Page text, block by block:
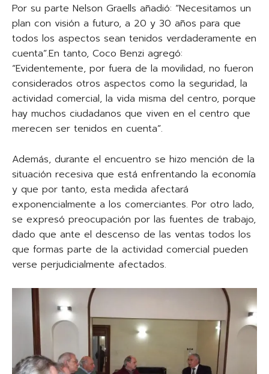
Por su parte Nelson Graells añadió: “Necesitamos un
plan con visión a futuro, a 20 y 30 años para que
todos los aspectos sean tenidos verdaderamente en
cuenta”.En tanto, Coco Benzi agregó:
“Evidentemente, por fuera de la movilidad, no fueron
considerados otros aspectos como la seguridad, la
actividad comercial, la vida misma del centro, porque
hay muchos ciudadanos que viven en el centro que
merecen ser tenidos en cuenta”.
Además, durante el encuentro se hizo mención de la
situación recesiva que está enfrentando la economía
y que por tanto, esta medida afectará
exponencialmente a los comerciantes. Por otro lado,
se expresó preocupación por las fuentes de trabajo,
dado que ante el descenso de las ventas todos los
que formas parte de la actividad comercial pueden
verse perjudicialmente afectados.